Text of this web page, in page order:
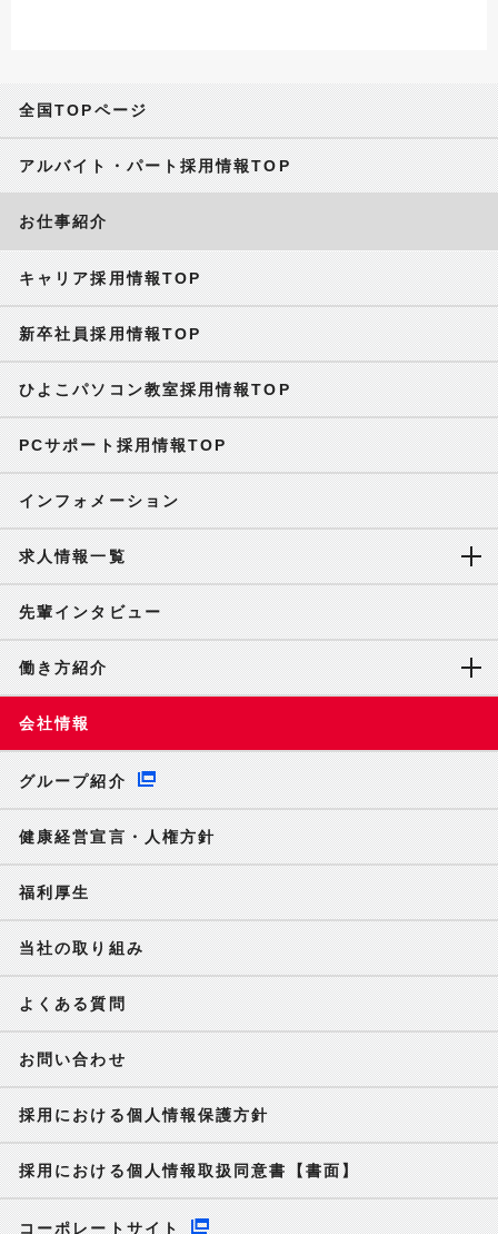
全国TOPページ
アルバイト・パート採用情報TOP
お仕事紹介
キャリア採用情報TOP
新卒社員採用情報TOP
ひよこパソコン教室採用情報TOP
PCサポート採用情報TOP
インフォメーション
求人情報一覧
先輩インタビュー
働き方紹介
会社情報
グループ紹介
健康経営宣言・人権方針
福利厚生
当社の取り組み
よくある質問
お問い合わせ
採用における個人情報保護方針
採用における個人情報取扱同意書【書面】
コーポレートサイト